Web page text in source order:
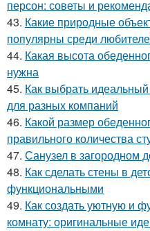
персон: советы и
43. Какие природные
популярны среди
44. Какая высота
нужна
45. Как выбрать
для разных компаний
46. Какой размер
правильного количества
47. Санузел в загородном
48. Как сделать стены в
функциональными
49. Как создать уютную и
комнату: оригинальные